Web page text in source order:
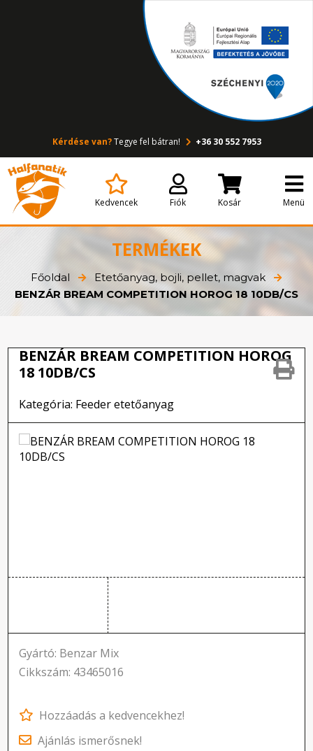
Kérdése van?Tegye fel bátran! +36 30 552 7953
Kedvencek Fiók Kosár Menü
TERMÉKEK
Főoldal
Etetőanyag, bojli, pellet, magvak
BENZÁR BREAM COMPETITION HOROG 18 10DB/CS
BENZÁR BREAM COMPETITION HOROG
18 10DB/CS
Kategória: Feeder etetőanyag
Gyártó: Benzar Mix
Cikkszám: 43465016
Hozzáadás a kedvencekhez!
Ajánlás ismerősnek!